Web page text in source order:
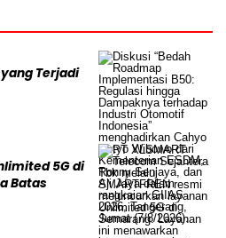
Terjadi
5G di
Batas